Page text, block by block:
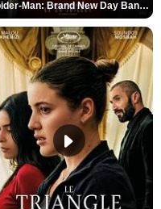
Spider-Man: Brand New Day Bande-annonce VO STFR